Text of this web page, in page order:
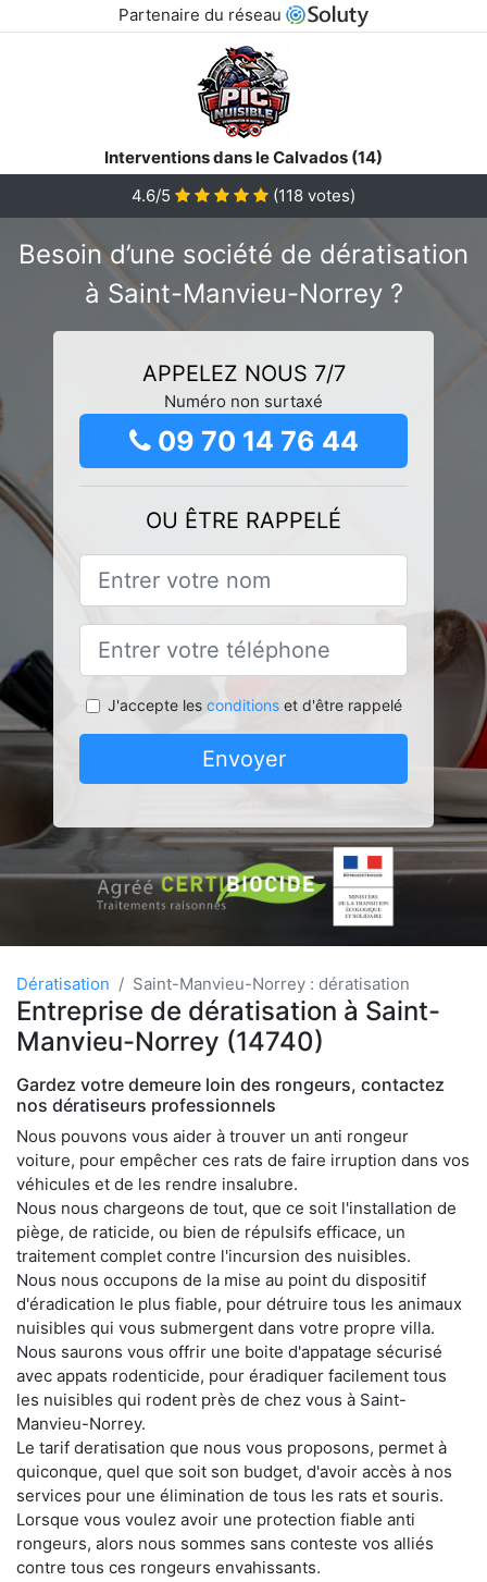
Partenaire du réseau
Interventions dans le Calvados (14)
4.6/5
(118 votes)
Besoin d’une société de dératisation
à Saint-Manvieu-Norrey ?
APPELEZ NOUS 7/7
Numéro non surtaxé
09 70 14 76 44
OU ÊTRE RAPPELÉ
J'accepte les conditionset d'être rappelé
Envoyer
Dératisation Saint-Manvieu-Norrey : dératisation
Entreprise de dératisation à Saint-
Manvieu-Norrey (14740)
Gardez votre demeure loin des rongeurs, contactez
nos dératiseurs professionnels
Nous pouvons vous aider à trouver un anti rongeur
voiture, pour empêcher ces rats de faire irruption dans vos
véhicules et de les rendre insalubre.
Nous nous chargeons de tout, que ce soit l'installation de
piège, de raticide, ou bien de répulsifs efficace, un
traitement complet contre l'incursion des nuisibles.
Nous nous occupons de la mise au point du dispositif
d'éradication le plus fiable, pour détruire tous les animaux
nuisibles qui vous submergent dans votre propre villa.
Nous saurons vous offrir une boite d'appatage sécurisé
avec appats rodenticide, pour éradiquer facilement tous
les nuisibles qui rodent près de chez vous à Saint-
Manvieu-Norrey.
Le tarif deratisation que nous vous proposons, permet à
quiconque, quel que soit son budget, d'avoir accès à nos
services pour une élimination de tous les rats et souris.
Lorsque vous voulez avoir une protection fiable anti
rongeurs, alors nous sommes sans conteste vos alliés
contre tous ces rongeurs envahissants.